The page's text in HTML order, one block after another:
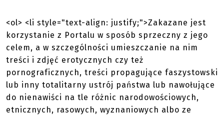
<ol> <li style="text-align: justify;">Zakazane jest
korzystanie z Portalu w sposób sprzeczny z jego
celem, a w szczególności umieszczanie na nim
treści i zdjęć erotycznych czy też
pornograficznych, treści propagujące faszystowski
lub inny totalitarny ustrój państwa lub nawołujące
do nienawiści na tle różnic narodowościowych,
etnicznych, rasowych, wyznaniowych albo ze